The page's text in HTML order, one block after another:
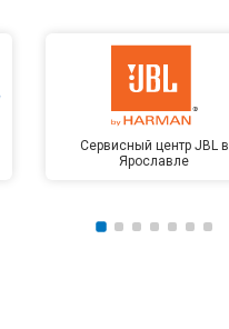
Сервисный центр JBL в
Ярославле